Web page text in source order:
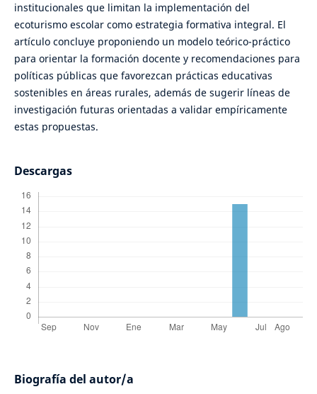
institucionales que limitan la implementación del
ecoturismo escolar como estrategia formativa integral. El
artículo concluye proponiendo un modelo teórico-práctico
para orientar la formación docente y recomendaciones para
políticas públicas que favorezcan prácticas educativas
sostenibles en áreas rurales, además de sugerir líneas de
investigación futuras orientadas a validar empíricamente
estas propuestas.
Descargas
Biografía del autor/a